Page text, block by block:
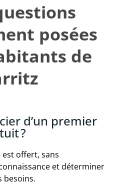
posées
de
d’un premier
?
est offert, sans
et déterminer
besoins.